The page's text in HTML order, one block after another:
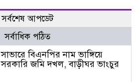
সর্বশেষ আপডেট
সর্বাধিক পঠিত
সাভারে বিএনপির নাম ভাঙ্গিয়ে
সরকারি জমি দখল, বাড়ীঘর ভাংচুর